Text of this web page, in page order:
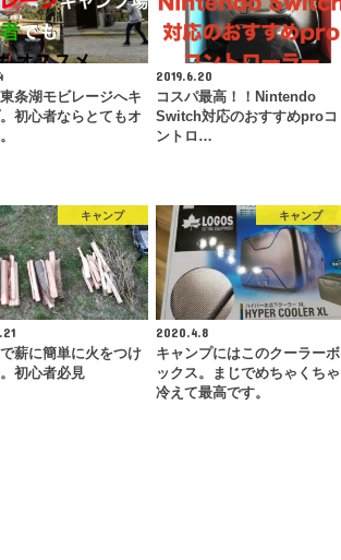
条湖モビレージへキ
初心者ならとてもオ
2019.6.20
コスパ最高！！Nintendo
Switch対応のおすすめproコ
ントロ…
キャンプ
薪に簡単に火をつけ
初心者必見
キャンプ
2020.4.8
キャンプにはこのクーラーボ
ックス。まじでめちゃくちゃ
冷えて最高です。